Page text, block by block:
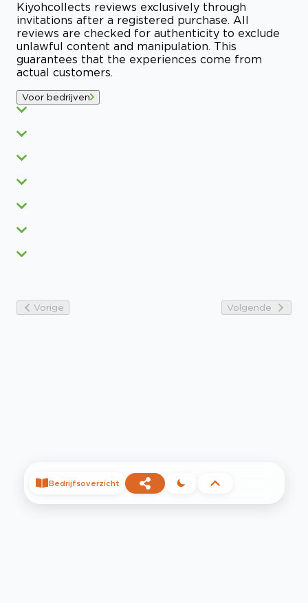
Kiyohcollects reviews exclusively through
invitations after a registered purchase. All
reviews are checked for authenticity to exclude
unlawful content and manipulation. This
guarantees that the experiences come from
actual customers.
Voor bedrijven
Vorige Volgende
Bedrijfsoverzicht